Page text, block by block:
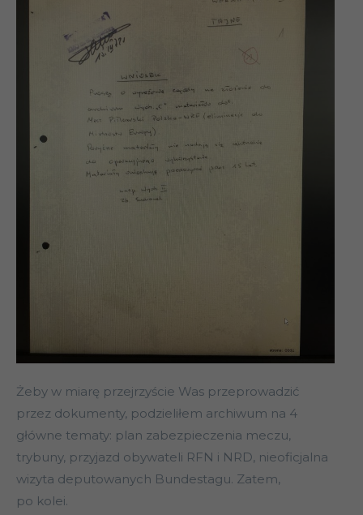
Żeby w miarę przejrzyście Was przeprowadzić
przez dokumenty, podzieliłem archiwum na 4
główne tematy: plan zabezpieczenia meczu,
trybuny, przyjazd obywateli RFN i NRD, nieoficjalna
wizyta deputowanych Bundestagu. Zatem,
po kolei.